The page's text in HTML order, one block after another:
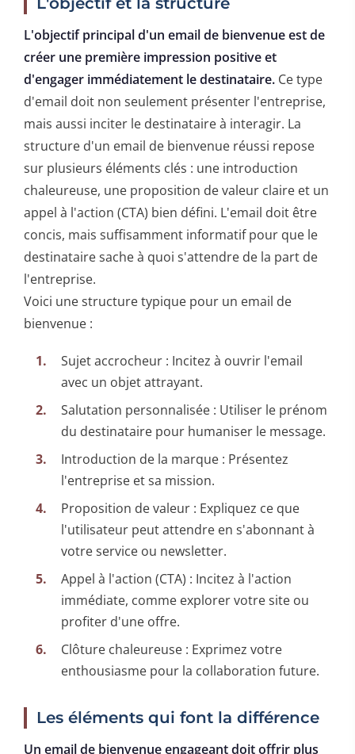
L'objectif principal d'un email de bienvenue est de
créer une première impression positive et
d'engager immédiatement le destinataire. Ce type
d'email doit non seulement présenter l'entreprise,
mais aussi inciter le destinataire à interagir. La
structure d'un email de bienvenue réussi repose
sur plusieurs éléments clés : une introduction
chaleureuse, une proposition de valeur claire et un
appel à l'action (CTA) bien défini. L'email doit être
concis, mais suffisamment informatif pour que le
destinataire sache à quoi s'attendre de la part de
l'entreprise.
Voici une structure typique pour un email de
bienvenue :
Sujet accrocheur : Incitez à ouvrir l'email
avec un objet attrayant.
Salutation personnalisée : Utiliser le prénom
du destinataire pour humaniser le message.
Introduction de la marque : Présentez
l'entreprise et sa mission.
Proposition de valeur : Expliquez ce que
l'utilisateur peut attendre en s'abonnant à
votre service ou newsletter.
Appel à l'action (CTA) : Incitez à l'action
immédiate, comme explorer votre site ou
profiter d'une offre.
Clôture chaleureuse : Exprimez votre
enthousiasme pour la collaboration future.
Les éléments qui font la différence
Un email de bienvenue engageant doit offrir plus